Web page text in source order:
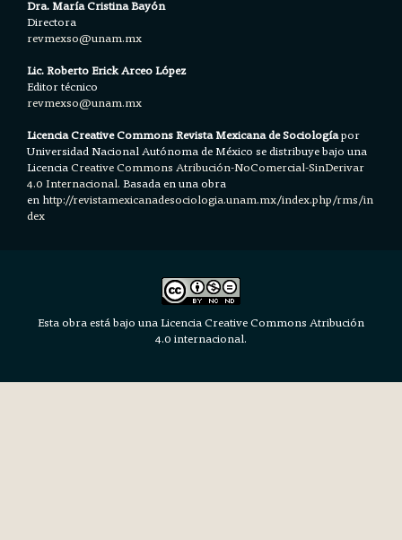
Dra. María Cristina Bayón
Directora
revmexso@unam.mx
Lic. Roberto Erick Arceo López
Editor técnico
revmexso@unam.mx
Licencia Creative Commons Revista Mexicana de Sociologíapor
Universidad Nacional Autónoma de México se distribuye bajo una
LicenciaCreative Commons Atribución-NoComercial-SinDerivar
4.0 Internacional.Basada en una obra
en http://revistamexicanadesociologia.unam.mx/index.php/rms/in
dex
Esta obra está bajo una Licencia Creative Commons Atribución
4.0 internacional.